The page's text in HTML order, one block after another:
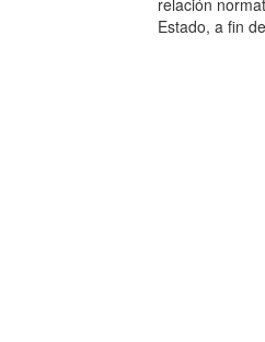
relación
Estado, a fin